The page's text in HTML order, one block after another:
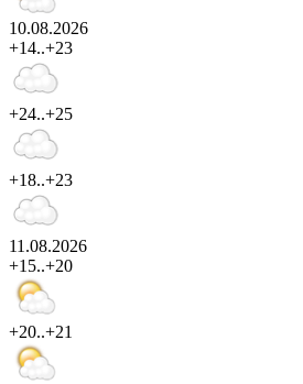
10.08.2026
+14..+23
+24..+25
+18..+23
11.08.2026
+15..+20
+20..+21